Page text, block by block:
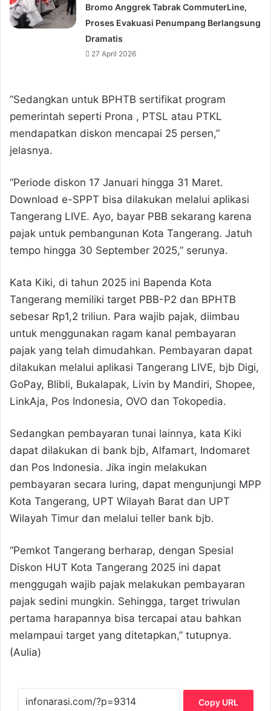
Bromo Anggrek Tabrak CommuterLine,
Proses Evakuasi Penumpang Berlangsung
Dramatis
27 April 2026
“Sedangkan untuk BPHTB sertifikat program
pemerintah seperti Prona , PTSL atau PTKL
mendapatkan diskon mencapai 25 persen,”
jelasnya.
“Periode diskon 17 Januari hingga 31 Maret.
Download e-SPPT bisa dilakukan melalui aplikasi
Tangerang LIVE. Ayo, bayar PBB sekarang karena
pajak untuk pembangunan Kota Tangerang. Jatuh
tempo hingga 30 September 2025,” serunya.
Kata Kiki, di tahun 2025 ini Bapenda Kota
Tangerang memiliki target PBB-P2 dan BPHTB
sebesar Rp1,2 triliun. Para wajib pajak, diimbau
untuk menggunakan ragam kanal pembayaran
pajak yang telah dimudahkan. Pembayaran dapat
dilakukan melalui aplikasi Tangerang LIVE, bjb Digi,
GoPay, Blibli, Bukalapak, Livin by Mandiri, Shopee,
LinkAja, Pos Indonesia, OVO dan Tokopedia.
Sedangkan pembayaran tunai lainnya, kata Kiki
dapat dilakukan di bank bjb, Alfamart, Indomaret
dan Pos Indonesia. Jika ingin melakukan
pembayaran secara luring, dapat mengunjungi MPP
Kota Tangerang, UPT Wilayah Barat dan UPT
Wilayah Timur dan melalui teller bank bjb.
“Pemkot Tangerang berharap, dengan Spesial
Diskon HUT Kota Tangerang 2025 ini dapat
menggugah wajib pajak melakukan pembayaran
pajak sedini mungkin. Sehingga, target triwulan
pertama harapannya bisa tercapai atau bahkan
melampaui target yang ditetapkan,” tutupnya.
(Aulia)
Copy URL